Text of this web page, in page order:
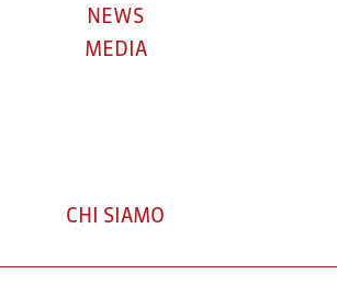
NEWS
MEDIA
CHI SIAMO